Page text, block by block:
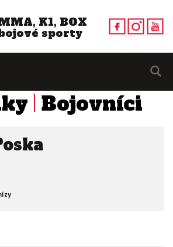
K1, BOX
sporty
Bojovníci